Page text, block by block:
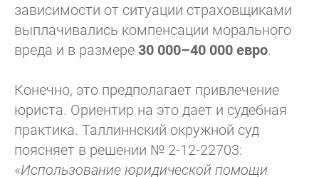
зависимости от ситуации страховщиками
выплачивались компенсации морального
вреда и в размере 30 000–40 000 евро.
Конечно, это предполагает привлечение
юриста. Ориентир на это дает и судебная
практика. Таллиннский окружной суд
поясняет в решении № 2-12-22703:
«Использование юридической помощи